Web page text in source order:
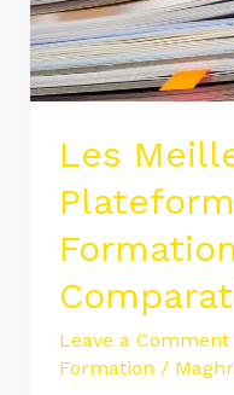
Les
Leave a Comment
Formation /
en
Ligne
:
2024